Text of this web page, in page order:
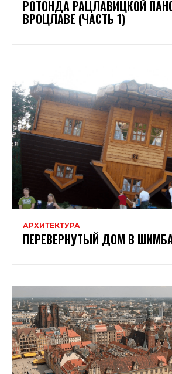
РОТОНДА РАЦЛАВИЦКОЙ
ВРОЦЛАВЕ (ЧАСТЬ 1)
АРХИТЕКТУРА
ПЕРЕВЕРНУТЫЙ ДОМ В